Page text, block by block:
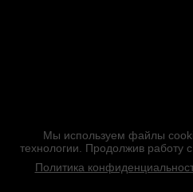
Мы используем файлы
технологии. Продолжив работу
Политика